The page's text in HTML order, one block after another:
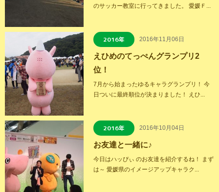
のサッカー教室に行ってきました。 愛媛Ｆ...
2016年 2016年11月06日
えひめのてっぺんグランプリ2
位！
7月から始まったゆるキャラグランプリ！ 今
日ついに最終順位が決まりました！ えひ...
2016年 2016年10月04日
お友達と一緒に♪
今日はハッぴぃ のお友達を紹介するね！ まず
は～ 愛媛県のイメージアップキャラク...